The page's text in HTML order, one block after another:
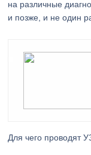
на различные
и позже, и не один
Для чего проводят